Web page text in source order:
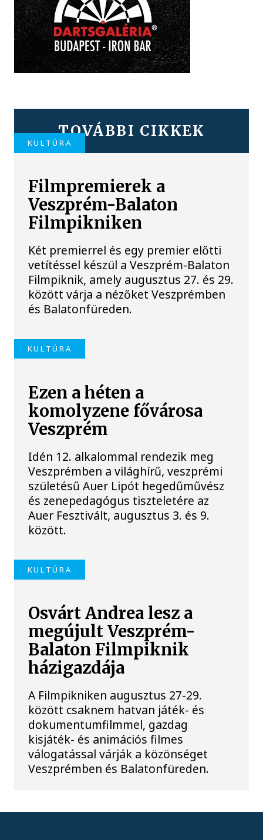
TOVÁBBI CIKKEK
KULTÚRA
Filmpremierek a
Veszprém-Balaton
Filmpikniken
Két premierrel és egy premier előtti
vetítéssel készül a Veszprém-Balaton
Filmpiknik, amely augusztus 27. és 29.
között várja a nézőket Veszprémben
és Balatonfüreden.
KULTÚRA
Ezen a héten a
komolyzene fővárosa
Veszprém
Idén 12. alkalommal rendezik meg
Veszprémben a világhírű, veszprémi
születésű Auer Lipót hegedűművész
és zenepedagógus tiszteletére az
Auer Fesztivált, augusztus 3. és 9.
között.
KULTÚRA
Osvárt Andrea lesz a
megújult Veszprém-
Balaton Filmpiknik
házigazdája
A Filmpikniken augusztus 27-29.
között csaknem hatvan játék- és
dokumentumfilmmel, gazdag
kisjáték- és animációs filmes
válogatással várják a közönséget
Veszprémben és Balatonfüreden.